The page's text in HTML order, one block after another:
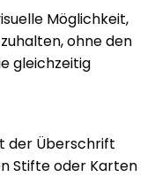
Möglichkeit,
ohne den
gleichzeitig
der Überschrift
Stifte oder Karten